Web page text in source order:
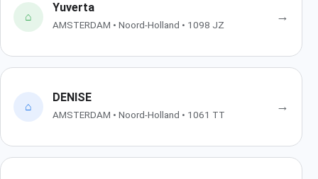
⌂
Yuverta
AMSTERDAM • Noord-Holland • 1098 JZ
→
⌂
DENISE
AMSTERDAM • Noord-Holland • 1061 TT
→